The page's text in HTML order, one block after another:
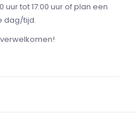
tot 17:00 uur of plan een
dag/tijd.